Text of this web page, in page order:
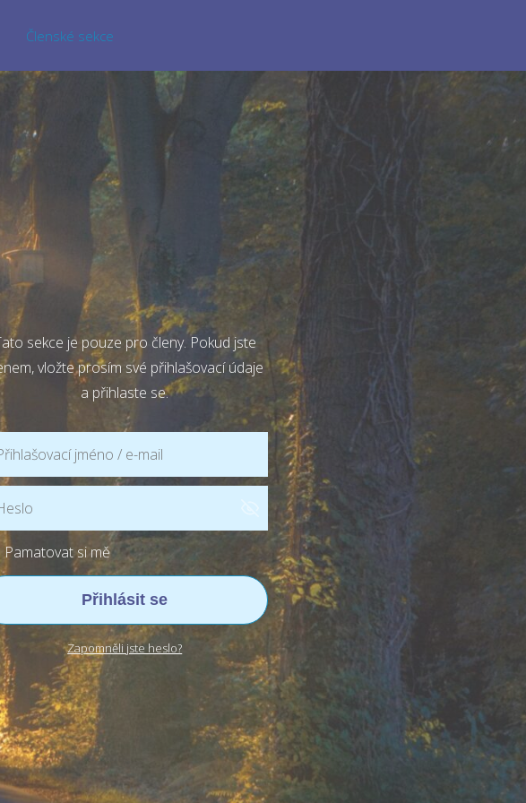
Členské sekce
sekce je pouze pro členy. Pokud jste
vložte prosím své přihlašovací údaje
a přihlaste se.
Pamatovat si mě
Přihlásit se
Zapomněli jste heslo?